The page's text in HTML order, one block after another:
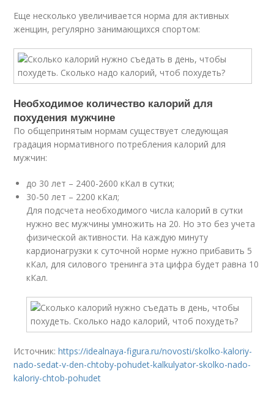
Еще несколько увеличивается норма для активных
женщин, регулярно занимающихся спортом:
Необходимое количество калорий для
похудения мужчине
По общепринятым нормам существует следующая
градация нормативного потребления калорий для
мужчин:
до 30 лет – 2400-2600 кКал в сутки;
30-50 лет – 2200 кКал;
Для подсчета необходимого числа калорий в сутки
нужно вес мужчины умножить на 20. Но это без учета
физической активности. На каждую минуту
кардионагрузки к суточной норме нужно прибавить 5
кКал, для силового тренинга эта цифра будет равна 10
кКал.
Источник:https://idealnaya-figura.ru/novosti/skolko-kaloriy-
nado-sedat-v-den-chtoby-pohudet-kalkulyator-skolko-nado-
kaloriy-chtob-pohudet